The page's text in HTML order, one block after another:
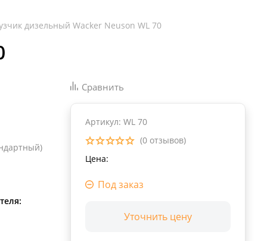
дизельный Wacker Neuson WL 70
Сравнить
Артикул: WL 70
(0 отзывов)
Цена:
Под заказ
Уточнить цену